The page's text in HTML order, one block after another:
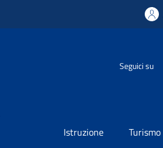
Seguici su
Istruzione Turismo